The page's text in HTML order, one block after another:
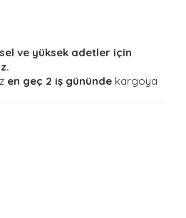
ve yüksek adetler için
en geç 2 iş gününde kargoya